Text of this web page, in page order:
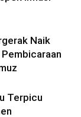
Naik
Terpicu